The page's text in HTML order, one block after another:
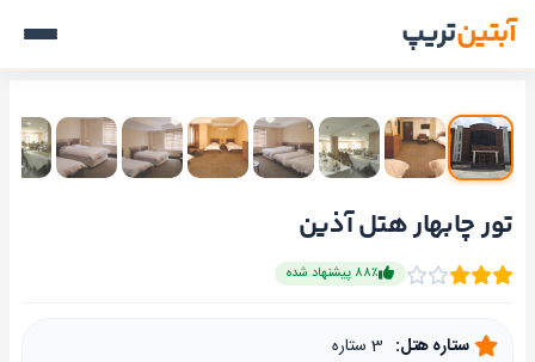
آبتینتریپ
تور چابهار هتل آذین
۸۸٪ پیشنهاد شده
ستاره هتل: